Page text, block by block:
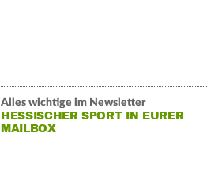
Alles wichtige im Newsletter
HESSISCHER SPORT IN EURER
MAILBOX